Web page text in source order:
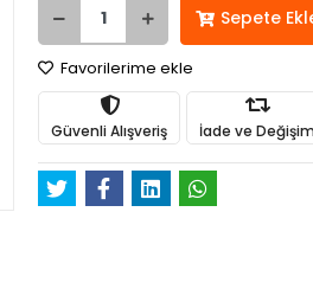
Sepete
Favorilerime ekle
Güvenli Alışveriş İade ve Değişim